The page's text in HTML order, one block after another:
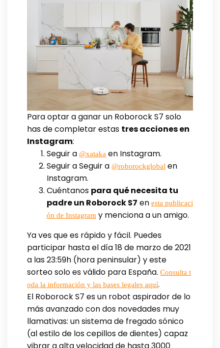
Para optar a ganar un Roborock S7 solo
has de completar estas tres acciones en
Instagram:
Seguir a @xataka en Instagram.
Seguir a Seguir a @roborockglobal en
Instagram.
Cuéntanos para qué necesita tu
padre un Roborock S7 en esta publicaci
ón de Instagram y menciona a un amigo.
Ya ves que es rápido y fácil. Puedes
participar hasta el día 18 de marzo de 2021
a las 23:59h (hora peninsular) y este
sorteo solo es válido para España.⁣ Consulta t
oda la información y las bases legales aquí.
El Roborock S7 es un robot aspirador de lo
más avanzado con dos novedades muy
llamativas: un sistema de fregado sónico
(al estilo de los cepillos de dientes) capaz
vibrar a alta velocidad de hasta 3000